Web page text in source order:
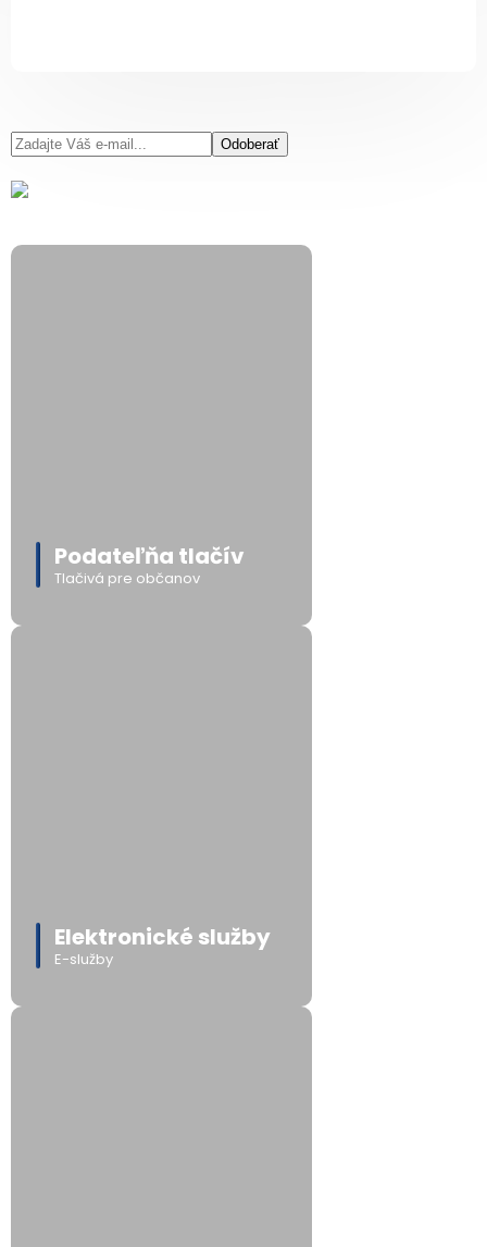
Odoberať
Podateľňa tlačív
Tlačivá pre občanov
Elektronické služby
E-služby